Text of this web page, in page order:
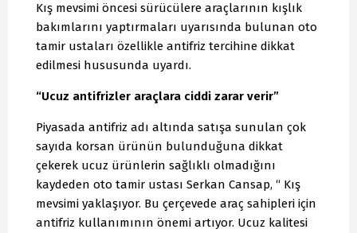
Kış mevsimi öncesi sürücülere araçlarının kışlık
bakımlarını yaptırmaları uyarısında bulunan oto
tamir ustaları özellikle antifriz tercihine dikkat
edilmesi hususunda uyardı.
“Ucuz antifrizler araçlara ciddi zarar verir”
Piyasada antifriz adı altında satışa sunulan çok
sayıda korsan ürünün bulunduğuna dikkat
çekerek ucuz ürünlerin sağlıklı olmadığını
kaydeden oto tamir ustası Serkan Cansap, “ Kış
mevsimi yaklaşıyor. Bu çerçevede araç sahipleri için
antifriz kullanımının önemi artıyor. Ucuz kalitesi